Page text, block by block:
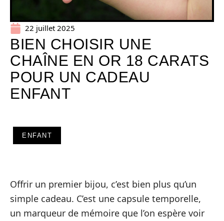
22 juillet 2025
BIEN CHOISIR UNE
CHAÎNE EN OR 18 CARATS
POUR UN CADEAU
ENFANT
ENFANT
Offrir un premier bijou, c’est bien plus qu’un
simple cadeau. C’est une capsule temporelle,
un marqueur de mémoire que l’on espère voir